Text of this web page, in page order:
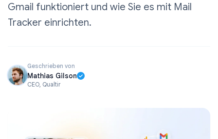
Gmail funktioniert und wie Sie es mit Mail
Tracker einrichten.
Geschrieben von
Mathias Gilson
CEO, Qualtir